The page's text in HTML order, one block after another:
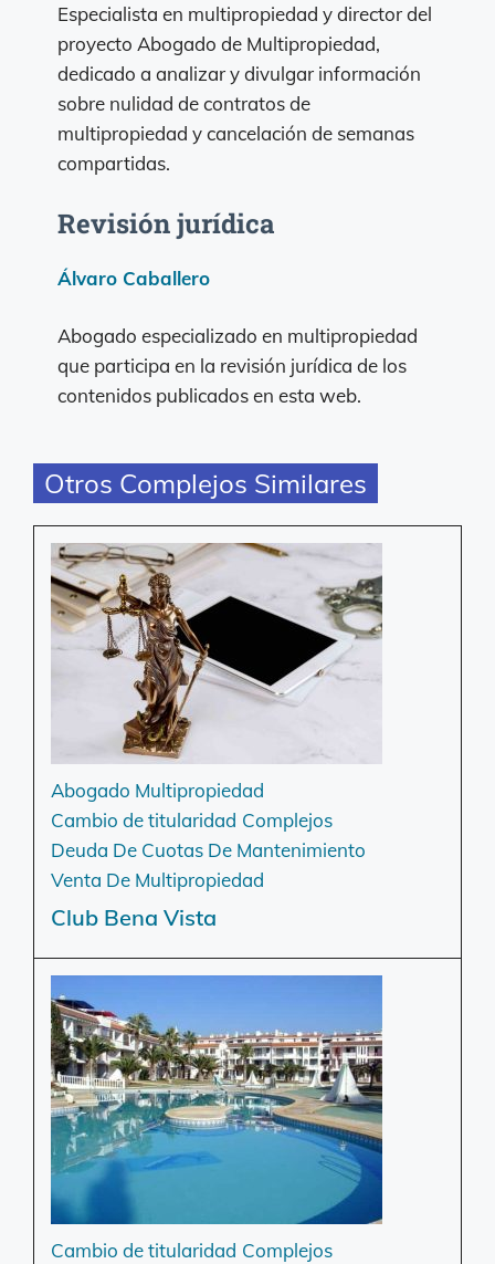
Especialista en multipropiedad y director del
proyecto Abogado de Multipropiedad,
dedicado a analizar y divulgar información
sobre nulidad de contratos de
multipropiedad y cancelación de semanas
compartidas.
Revisión jurídica
Álvaro Caballero
Abogado especializado en multipropiedad
que participa en la revisión jurídica de los
contenidos publicados en esta web.
Otros Complejos Similares
Abogado Multipropiedad
Cambio de titularidad Complejos
Deuda De Cuotas De Mantenimiento
Venta De Multipropiedad
Club Bena Vista
Cambio de titularidad Complejos